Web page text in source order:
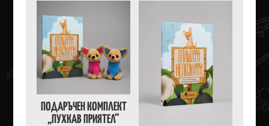
ПОДАРЪЧЕН КОМПЛЕКТ
„ПУХКАВ ПРИЯТЕЛ“